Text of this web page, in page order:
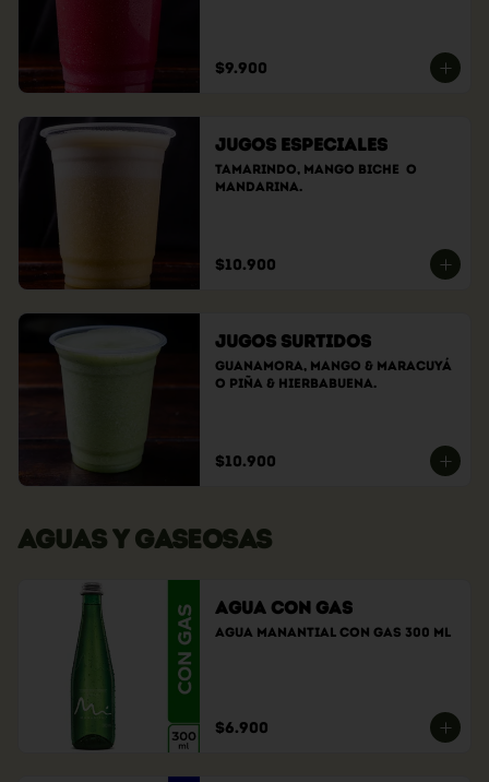
$9.900
Jugos Especiales
Tamarindo, Mango Biche  O
Mandarina.
$10.900
Jugos Surtidos
GuanaMora, Mango & Maracuyá
o Piña & Hierbabuena.
$10.900
AGUAS Y GASEOSAS
Agua con Gas
Agua Manantial con gas 300 ml
$6.900